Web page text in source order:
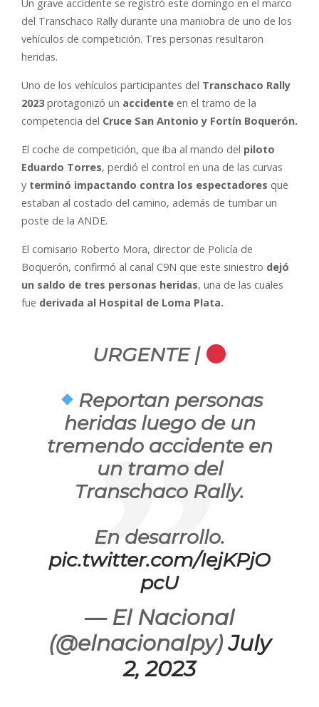
Un grave accidente se registró este domingo en el marco
del Transchaco Rally durante una maniobra de uno de los
vehículos de competición. Tres personas resultaron
heridas.
Uno de los vehículos participantes del Transchaco Rally
2023 protagonizó un accidente en el tramo de la
competencia del Cruce San Antonio y Fortín Boquerón.
El coche de competición, que iba al mando del piloto
Eduardo Torres, perdió el control en una de las curvas
y terminó impactando contra los espectadores que
estaban al costado del camino, además de tumbar un
poste de la ANDE.
El comisario Roberto Mora, director de Policía de
Boquerón, confirmó al canal C9N que este siniestro dejó
un saldo de tres personas heridas, una de las cuales
fue derivada al Hospital de Loma Plata.
URGENTE |
Reportan personas
heridas luego de un
tremendo accidente en
un tramo del
Transchaco Rally.
En desarrollo.
pic.twitter.com/IejKPjO
pcU
— El Nacional
(@elnacionalpy)July
2, 2023